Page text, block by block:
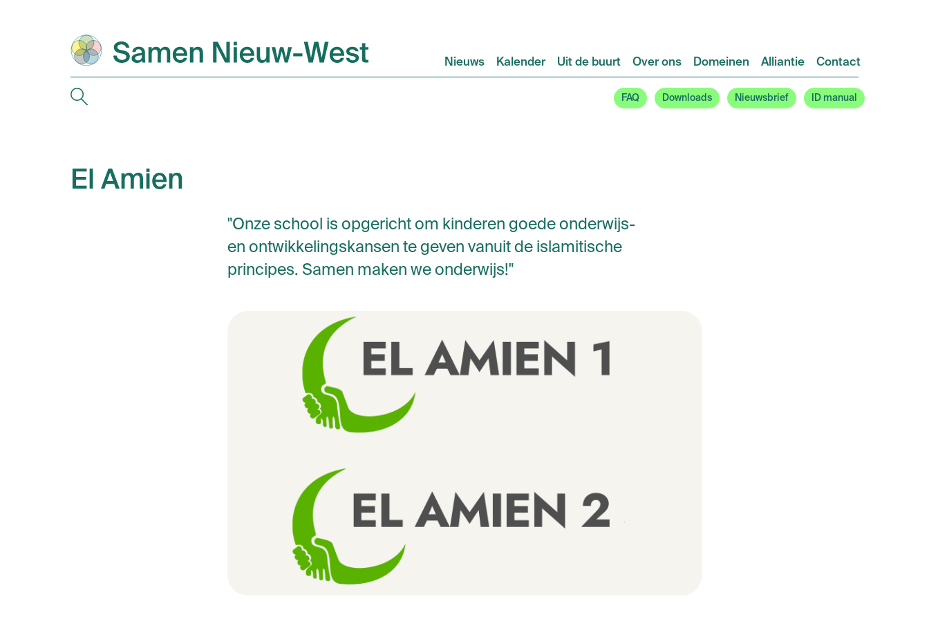
Nieuws Kalender Uit de buurt Over ons Domeinen Alliantie Contact
FAQ Downloads Nieuwsbrief ID manual
El Amien
"Onze school is opgericht om kinderen goede onderwijs-
en ontwikkelingskansen te geven vanuit de islamitische
principes. Samen maken we onderwijs!"